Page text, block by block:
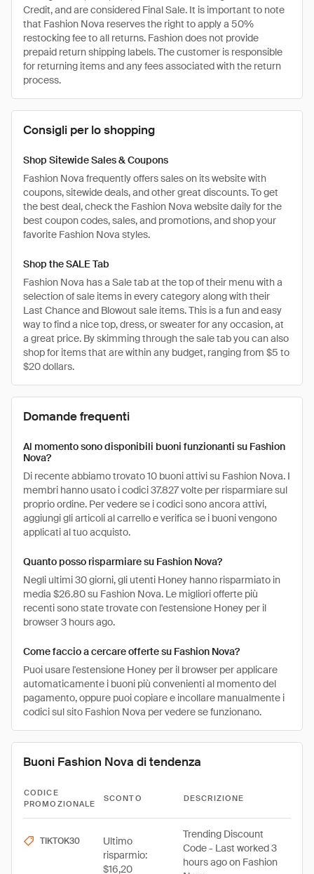
Credit, and are considered Final Sale. It is important to note
that Fashion Nova reserves the right to apply a 50%
restocking fee to all returns. Fashion does not provide
prepaid return shipping labels. The customer is responsible
for returning items and any fees associated with the return
process.
Consigli per lo shopping
Shop Sitewide Sales & Coupons
Fashion Nova frequently offers sales on its website with
coupons, sitewide deals, and other great discounts. To get
the best deal, check the Fashion Nova website daily for the
best coupon codes, sales, and promotions, and shop your
favorite Fashion Nova styles.
Shop the SALE Tab
Fashion Nova has a Sale tab at the top of their menu with a
selection of sale items in every category along with their
Last Chance and Blowout sale items. This is a fun and easy
way to find a nice top, dress, or sweater for any occasion, at
a great price. By skimming through the sale tab you can also
shop for items that are within any budget, ranging from $5 to
$20 dollars.
Domande frequenti
Al momento sono disponibili buoni funzionanti su Fashion
Nova?
Di recente abbiamo trovato 10 buoni attivi su Fashion Nova. I
membri hanno usato i codici 37.827 volte per risparmiare sul
proprio ordine. Per vedere se i codici sono ancora attivi,
aggiungi gli articoli al carrello e verifica se i buoni vengono
applicati al tuo acquisto.
Quanto posso risparmiare su Fashion Nova?
Negli ultimi 30 giorni, gli utenti Honey hanno risparmiato in
media $26.80 su Fashion Nova. Le migliori offerte più
recenti sono state trovate con l'estensione Honey per il
browser 3 hours ago.
Come faccio a cercare offerte su Fashion Nova?
Puoi usare l'estensione Honey per il browser per applicare
automaticamente i buoni più convenienti al momento del
pagamento, oppure puoi copiare e incollare manualmente i
codici sul sito Fashion Nova per vedere se funzionano.
Buoni Fashion Nova di tendenza
CODICE
PROMOZIONALE
SCONTO DESCRIZIONE
TIKTOK30
Ultimo
risparmio:
$16,20
Trending Discount
Code - Last worked 3
hours ago on Fashion